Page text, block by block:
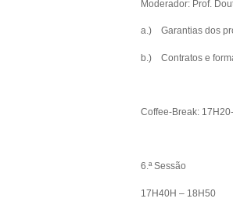
Moderador: Prof.
a.) Garantias dos
b.) Contratos e
Coffee-Break:
6.ª Sessão
17H40H – 18H50